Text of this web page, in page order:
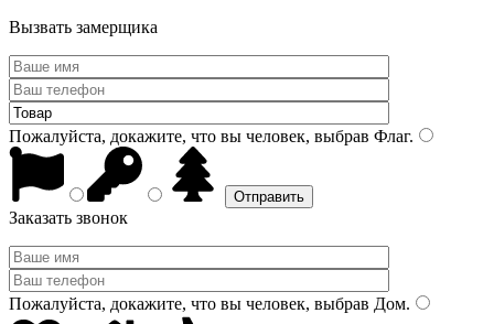
Вызвать замерщика
Пожалуйста, докажите, что вы человек, выбрав Флаг.
Заказать звонок
Пожалуйста, докажите, что вы человек, выбрав Дом.